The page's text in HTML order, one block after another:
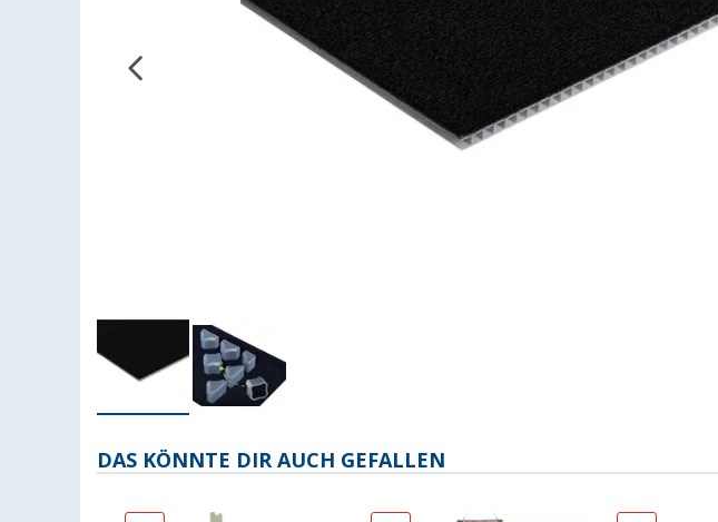
DAS KÖNNTE DIR AUCH GEFALLEN